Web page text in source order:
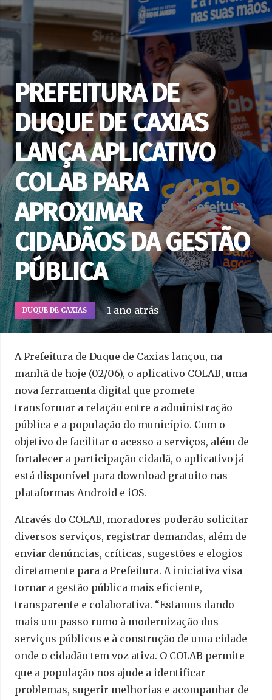
PREFEITURA DE
DUQUE DE CAXIAS
LANÇA APLICATIVO
COLAB PARA
APROXIMAR
CIDADÃOS DA GESTÃO
PÚBLICA
DUQUE DE CAXIAS 1 ano atrás
A Prefeitura de Duque de Caxias lançou, na
manhã de hoje (02/06), o aplicativo COLAB, uma
nova ferramenta digital que promete
transformar a relação entre a administração
pública e a população do município. Com o
objetivo de facilitar o acesso a serviços, além de
fortalecer a participação cidadã, o aplicativo já
está disponível para download gratuito nas
plataformas Android e iOS.
Através do COLAB, moradores poderão solicitar
diversos serviços, registrar demandas, além de
enviar denúncias, críticas, sugestões e elogios
diretamente para a Prefeitura. A iniciativa visa
tornar a gestão pública mais eficiente,
transparente e colaborativa. “Estamos dando
mais um passo rumo à modernização dos
serviços públicos e à construção de uma cidade
onde o cidadão tem voz ativa. O COLAB permite
que a população nos ajude a identificar
problemas, sugerir melhorias e acompanhar de